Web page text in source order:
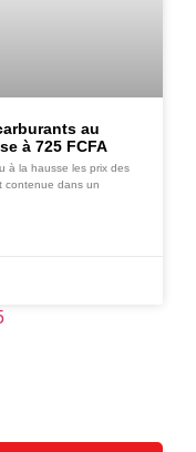
au
à 725 FCFA
à la hausse les prix des
contenue dans un